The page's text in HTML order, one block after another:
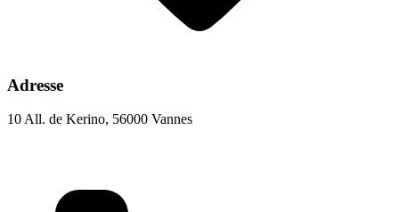
Adresse
10 All. de Kerino, 56000 Vannes